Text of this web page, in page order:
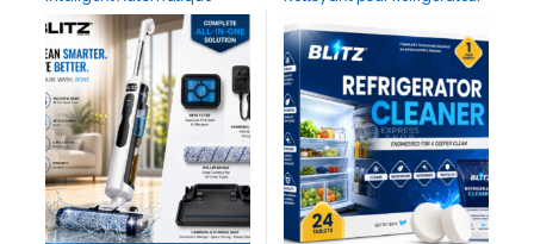
Sans Fil Robot Laveur Sol
Professionnel Puissant, Léger,
Silencieux
Complet pour 12 Mois